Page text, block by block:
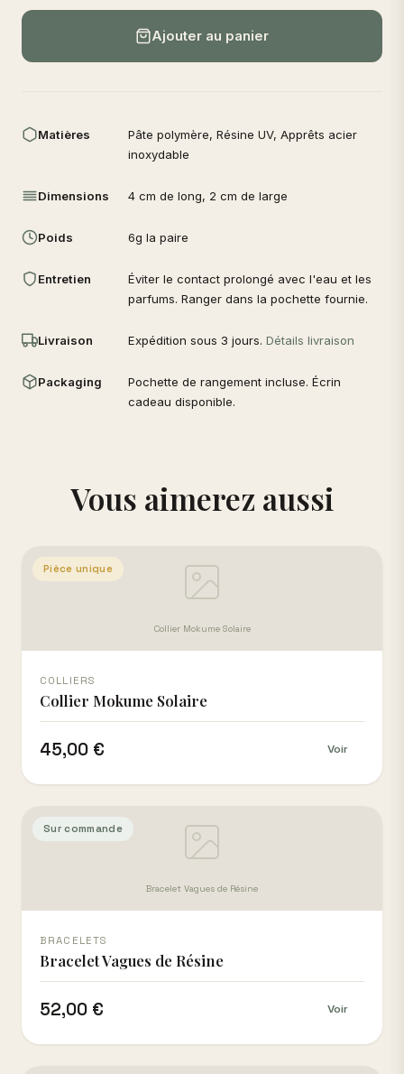
Ajouter au panier
Matières
Pâte polymère, Résine UV, Apprêts acier
inoxydable
Dimensions 4 cm de long, 2 cm de large
Poids 6g la paire
Entretien
Éviter le contact prolongé avec l'eau et les
parfums. Ranger dans la pochette fournie.
Livraison Expédition sous 3 jours. Détails livraison
Packaging
Pochette de rangement incluse. Écrin
cadeau disponible.
Vous aimerez aussi
Collier Mokume Solaire
Pièce unique
COLLIERS
Collier Mokume Solaire
45,00 € Voir
Bracelet Vagues de Résine
Sur commande
BRACELETS
Bracelet Vagues de Résine
52,00 € Voir